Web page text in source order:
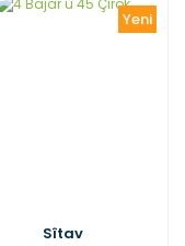
Yeni
Sîtav